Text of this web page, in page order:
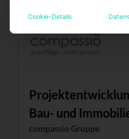
Bau- und
compassio Gruppe
Cookie-Details